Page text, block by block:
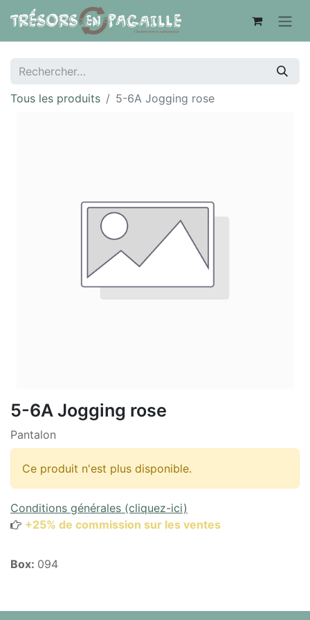
Tous les produits 5-6A Jogging rose
5-6A Jogging rose
Pantalon
Ce produit n'est plus disponible.
Conditions générales (cliquez-ici)
+25% de commission sur les ventes
Box: 094